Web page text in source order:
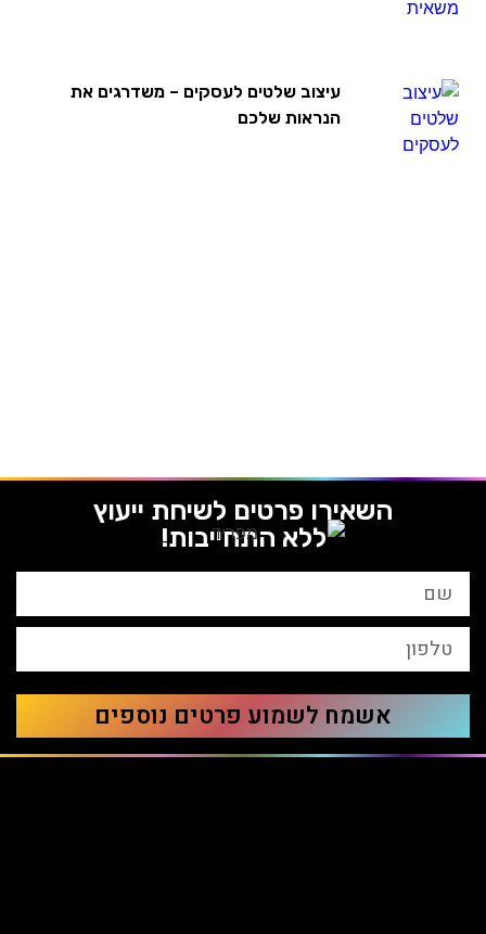
עיצוב שלטים לעסקים – משדרגים את
הנראות שלכם
השאירו פרטים לשיחת ייעוץ
ללא התחייבות!
אשמח לשמוע פרטים נוספים